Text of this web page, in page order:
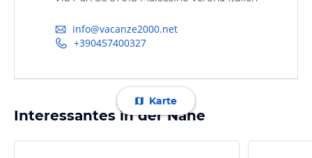
info@vacanze2000.net
+390457400327
Karte
Interessantes in der Nähe